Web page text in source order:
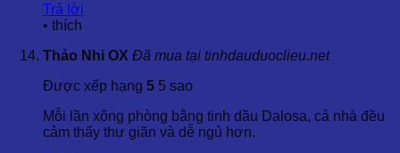
Trả lời
• thích
Thảo Nhi OX Đã mua tại tinhdauduoclieu.net
Được xếp hạng 5 5 sao
Mỗi lần xông phòng bằng tinh dầu Dalosa, cả nhà đều
cảm thấy thư giãn và dễ ngủ hơn.